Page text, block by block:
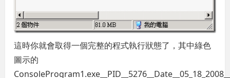
這時你就會取得一個完整的程式執行狀態了，其中綠色
圖示的